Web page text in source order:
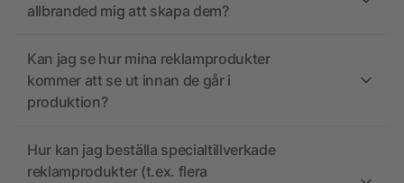
allbranded mig att skapa dem?
Kan jag se hur mina reklamprodukter
kommer att se ut innan de går i
produktion?
Hur kan jag beställa specialtillverkade
reklamprodukter (t.ex. flera